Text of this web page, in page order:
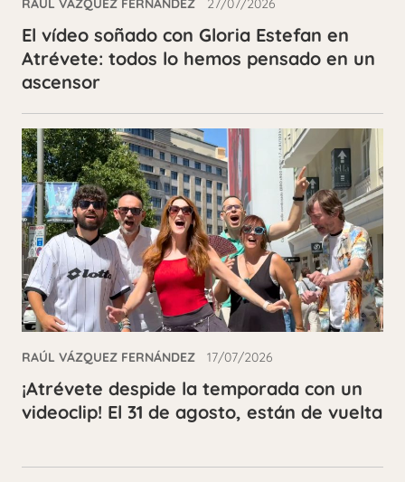
RAÚL VÁZQUEZ FERNÁNDEZ 27/07/2026
El vídeo soñado con Gloria Estefan en
Atrévete: todos lo hemos pensado en un
ascensor
RAÚL VÁZQUEZ FERNÁNDEZ 17/07/2026
¡Atrévete despide la temporada con un
videoclip! El 31 de agosto, están de vuelta